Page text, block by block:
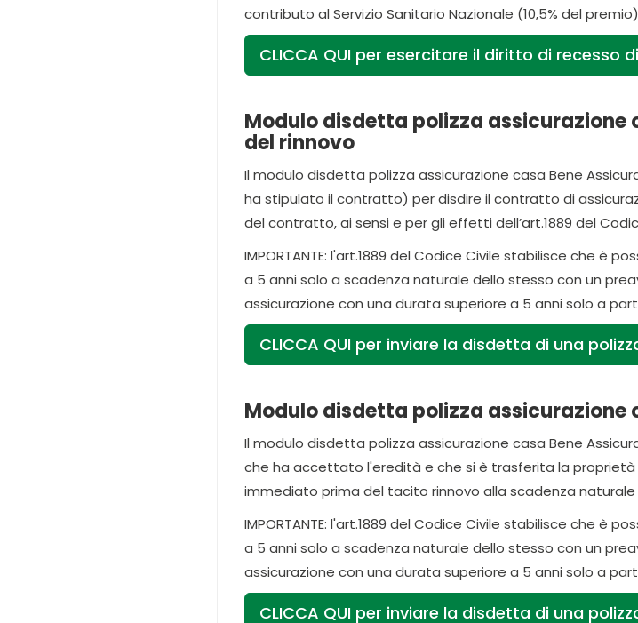
contributo al Servizio Sanitario Nazionale (10,5% del
CLICCA QUI per esercitare il diritto di recesso
Modulo disdetta polizza
del rinnovo
Il modulo disdetta polizza assicurazione casa Bene
ha stipulato il contratto) per disdire il contratto di
del contratto, ai sensi e per gli effetti dell’art.1889 del
IMPORTANTE: l'art.1889 del Codice Civile stabilisce che è
a 5 anni solo a scadenza naturale dello stesso con un
assicurazione con una durata superiore a 5 anni solo a
CLICCA QUI per inviare la disdetta di una
Modulo disdetta polizza assicurazione
Il modulo disdetta polizza assicurazione casa Bene
che ha accettato l'eredità e che si è trasferita la
immediato prima del tacito rinnovo alla scadenza
IMPORTANTE: l'art.1889 del Codice Civile stabilisce che è
a 5 anni solo a scadenza naturale dello stesso con un
assicurazione con una durata superiore a 5 anni solo a
CLICCA QUI per inviare la disdetta di una